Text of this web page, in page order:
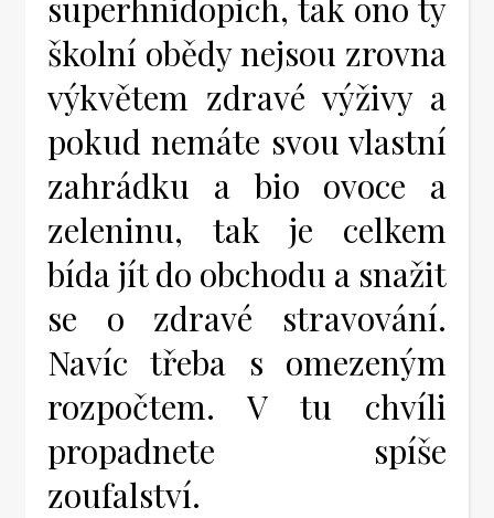
superhnidopich, tak ono ty
školní obědy nejsou zrovna
výkvětem zdravé výživy a
pokud nemáte svou vlastní
zahrádku a bio ovoce a
zeleninu, tak je celkem
bída jít do obchodu a snažit
se o zdravé stravování.
Navíc třeba s omezeným
rozpočtem. V tu chvíli
propadnete spíše
zoufalství.